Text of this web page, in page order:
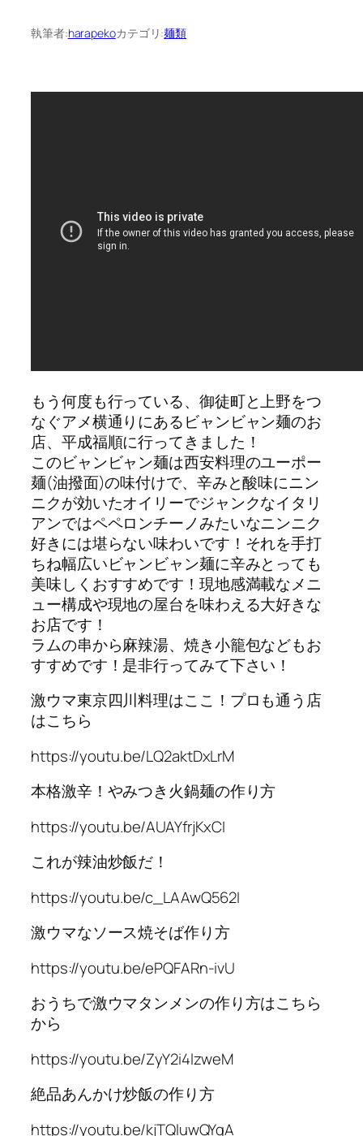
執筆者:harapekoカテゴリ:麺類
もう何度も行っている、御徒町と上野をつ
なぐアメ横通りにあるビャンビャン麺のお
店、平成福順に行ってきました！
このビャンビャン麺は西安料理のユーポー
麺(油撥面)の味付けで、辛みと酸味にニン
ニクが効いたオイリーでジャンクなイタリ
アンではペペロンチーノみたいなニンニク
好きには堪らない味わいです！それを手打
ちね幅広いビャンビャン麺に辛みとっても
美味しくおすすめです！現地感満載なメニ
ュー構成や現地の屋台を味わえる大好きな
お店です！
ラムの串から麻辣湯、焼き小籠包などもお
すすめです！是非行ってみて下さい！
激ウマ東京四川料理はここ！プロも通う店
はこちら
https://youtu.be/LQ2aktDxLrM
本格激辛！やみつき火鍋麺の作り方
https://youtu.be/AUAYfrjKxCI
これが辣油炒飯だ！
https://youtu.be/c_LAAwQ562I
激ウマなソース焼そば作り方
https://youtu.be/ePQFARn-ivU
おうちで激ウマタンメンの作り方はこちら
から
https://youtu.be/ZyY2i4lzweM
絶品あんかけ炒飯の作り方
https://youtu.be/kjTQluwQYgA